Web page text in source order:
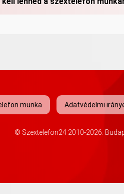
munka Adatvédelmi
© Szextelefon242010-2026.